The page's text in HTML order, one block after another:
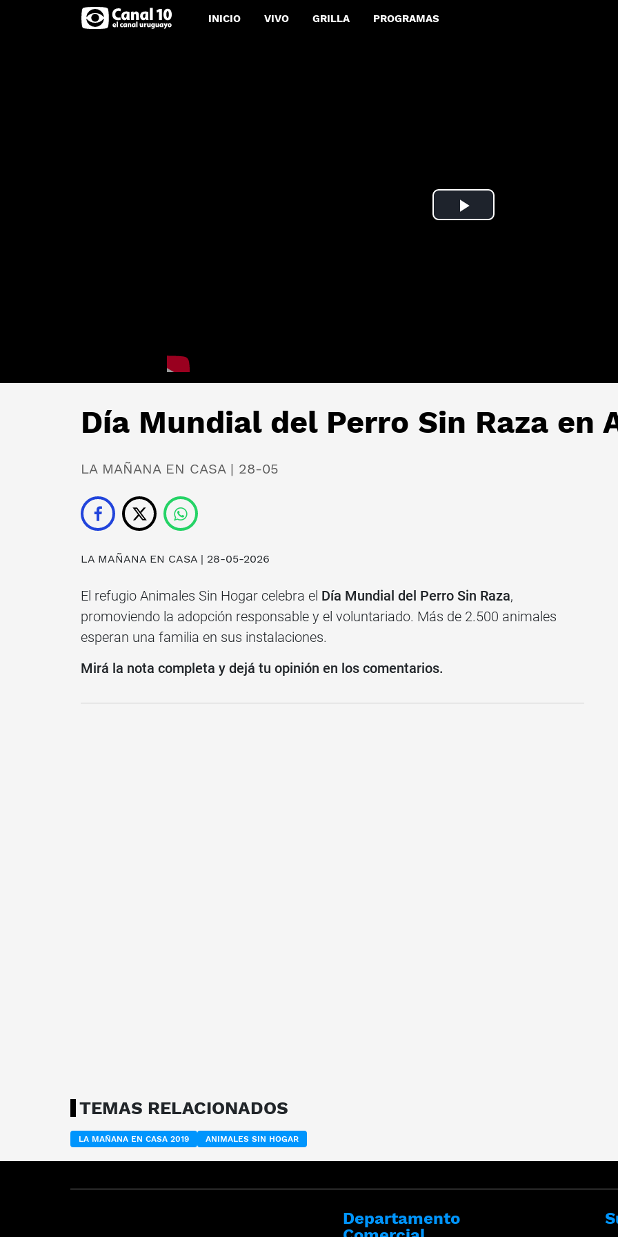
INICIO VIVO GRILLA PROGRAMAS
Play
Día Mundial del Perro Sin Raza en
LA MAÑANA EN CASA | 28-05
LA MAÑANA EN CASA | 28-05-2026
El refugio Animales Sin Hogar celebra el Día Mundial del Perro Sin Raza,
promoviendo la adopción responsable y el voluntariado. Más de 2.500 animales
esperan una familia en sus instalaciones.
Mirá la nota completa y dejá tu opinión en los comentarios.
TEMAS RELACIONADOS
LA MAÑANA EN CASA 2019 ANIMALES SIN HOGAR
Departamento